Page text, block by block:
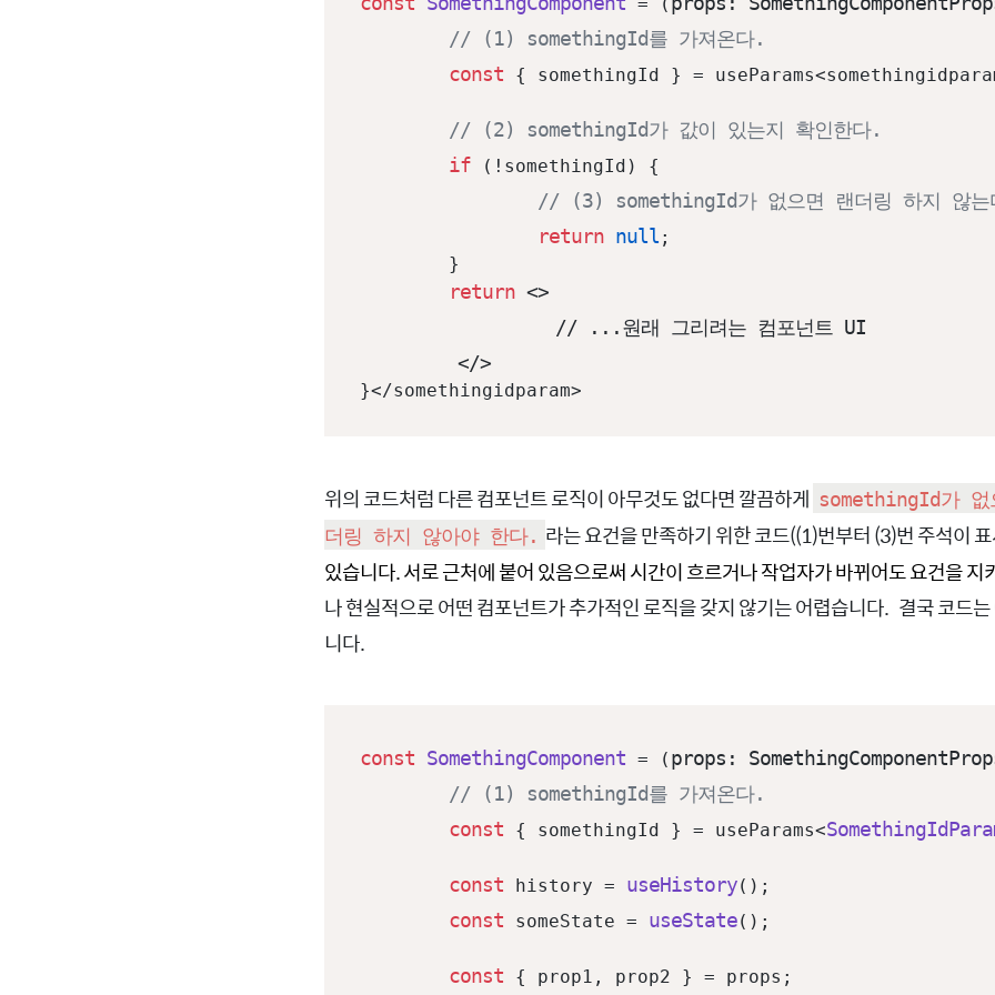
// (1) somethingId를 가져온다.
const { somethingId } =
// (2) somethingId가 값이 있는지 확인한다.
if (!somethingId) {
// (3) somethingId가 없으면 랜더링 하지 않는
return null ;
return <>
</>
}</somethingidparam>
위의 코드처럼 다른 컴포넌트 로직이 아무것도 없다면 깔끔하게 somethingId가 없
더링 하지 않아야 한다. 라는 요건을 만족하기 위한 코드((1)번부터 (3)번 주석이
있습니다. 서로 근처에 붙어 있음으로써 시간이 흐르거나 작업자가 바뀌어도 요건을 지
나 현실적으로 어떤 컴포넌트가 추가적인 로직을 갖지 않기는 어렵습니다. 결국 코드
니다.
const SomethingComponent = ( props:
// (1) somethingId를 가져온다.
const { somethingId } = useParams<
const history = useHistory();
const someState = useState();
const { prop1, prop2 } = props;